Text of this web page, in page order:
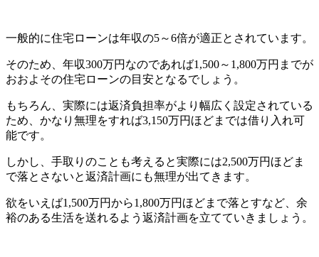
一般的に住宅ローンは年収の5～6倍が適正とされています。
そのため、年収300万円なのであれば1,500～1,800万円までが
おおよその住宅ローンの目安となるでしょう。
もちろん、実際には返済負担率がより幅広く設定されている
ため、かなり無理をすれば3,150万円ほどまでは借り入れ可
能です。
しかし、手取りのことも考えると実際には2,500万円ほどま
で落とさないと返済計画にも無理が出てきます。
欲をいえば1,500万円から1,800万円ほどまで落とすなど、余
裕のある生活を送れるよう返済計画を立てていきましょう。